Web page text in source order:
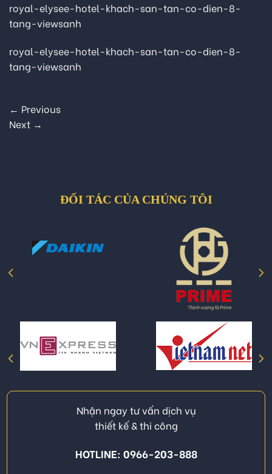
royal-elysee-hotel-khach-san-tan-co-dien-8-
tang-viewsanh
royal-elysee-hotel-khach-san-tan-co-dien-8-
tang-viewsanh
← Previous
Next →
ĐỐI TÁC CỦA CHÚNG TÔI
Nhận ngay tư vấn dịch vụ
thiết kế & thi công
HOTLINE: 0966-203-888